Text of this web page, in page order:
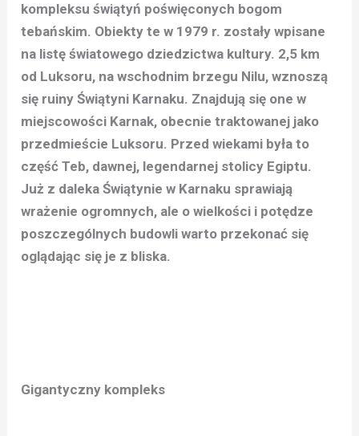
kompleksu świątyń poświęconych bogom
tebańskim. Obiekty te w 1979 r. zostały wpisane
na listę światowego dziedzictwa kultury. 2,5 km
od Luksoru, na wschodnim brzegu Nilu, wznoszą
się ruiny Świątyni Karnaku. Znajdują się one w
miejscowości Karnak, obecnie traktowanej jako
przedmieście Luksoru. Przed wiekami była to
część Teb, dawnej, legendarnej stolicy Egiptu.
Już z daleka Świątynie w Karnaku sprawiają
wrażenie ogromnych, ale o wielkości i potędze
poszczególnych budowli warto przekonać się
oglądając się je z bliska.
Gigantyczny kompleks